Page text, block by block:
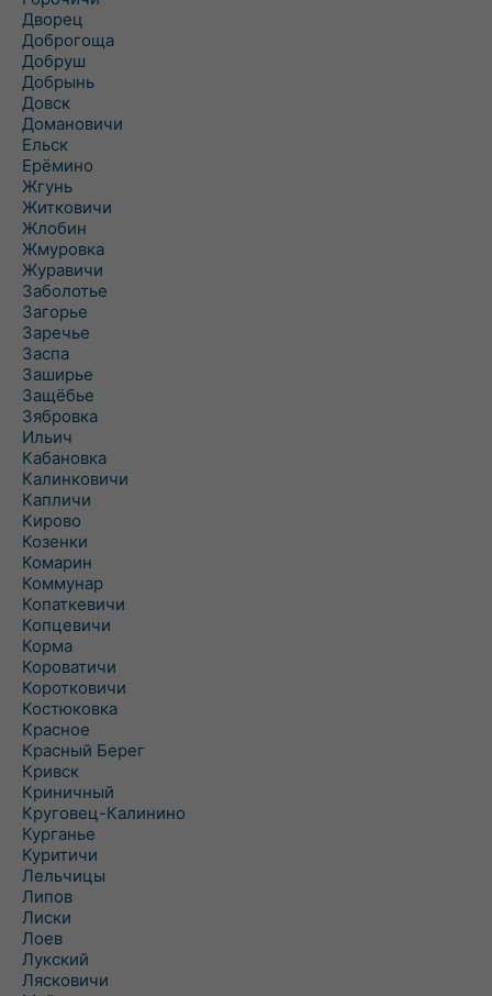
Дворец
Доброгоща
Добруш
Добрынь
Довск
Домановичи
Ельск
Ерёмино
Жгунь
Житковичи
Жлобин
Жмуровка
Журавичи
Заболотье
Загорье
Заречье
Заспа
Заширье
Защёбье
Зябровка
Ильич
Кабановка
Калинковичи
Капличи
Кирово
Козенки
Комарин
Коммунар
Копаткевичи
Копцевичи
Корма
Короватичи
Коротковичи
Костюковка
Красное
Красный Берег
Кривск
Криничный
Круговец-Калинино
Курганье
Куритичи
Лельчицы
Липов
Лиски
Лоев
Лукский
Лясковичи